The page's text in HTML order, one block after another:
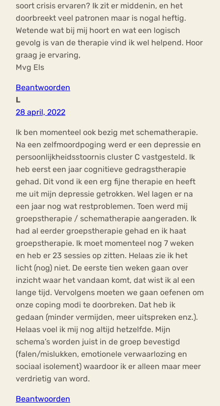
soort crisis ervaren? Ik zit er middenin, en het
doorbreekt veel patronen maar is nogal heftig.
Wetende wat bij mij hoort en wat een logisch
gevolg is van de therapie vind ik wel helpend. Hoor
graag je ervaring,
Mvg Els
Beantwoorden
L
28 april, 2022
Ik ben momenteel ook bezig met schematherapie.
Na een zelfmoordpoging werd er een depressie en
persoonlijkheidsstoornis cluster C vastgesteld. Ik
heb eerst een jaar cognitieve gedragstherapie
gehad. Dit vond ik een erg fijne therapie en heeft
me uit mijn depressie getrokken. Wel lagen er na
een jaar nog wat restproblemen. Toen werd mij
groepstherapie / schematherapie aangeraden. Ik
had al eerder groepstherapie gehad en ik haat
groepstherapie. Ik moet momenteel nog 7 weken
en heb er 23 sessies op zitten. Helaas zie ik het
licht (nog) niet. De eerste tien weken gaan over
inzicht waar het vandaan komt, dat wist ik al een
lange tijd. Vervolgens moeten we gaan oefenen om
onze coping modi te doorbreken. Dat heb ik
gedaan (minder vermijden, meer uitspreken enz.).
Helaas voel ik mij nog altijd hetzelfde. Mijn
schema’s worden juist in de groep bevestigd
(falen/mislukken, emotionele verwaarlozing en
sociaal isolement) waardoor ik er alleen maar meer
verdrietig van word.
Beantwoorden